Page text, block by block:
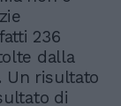
236
dalla
Un risultato
di